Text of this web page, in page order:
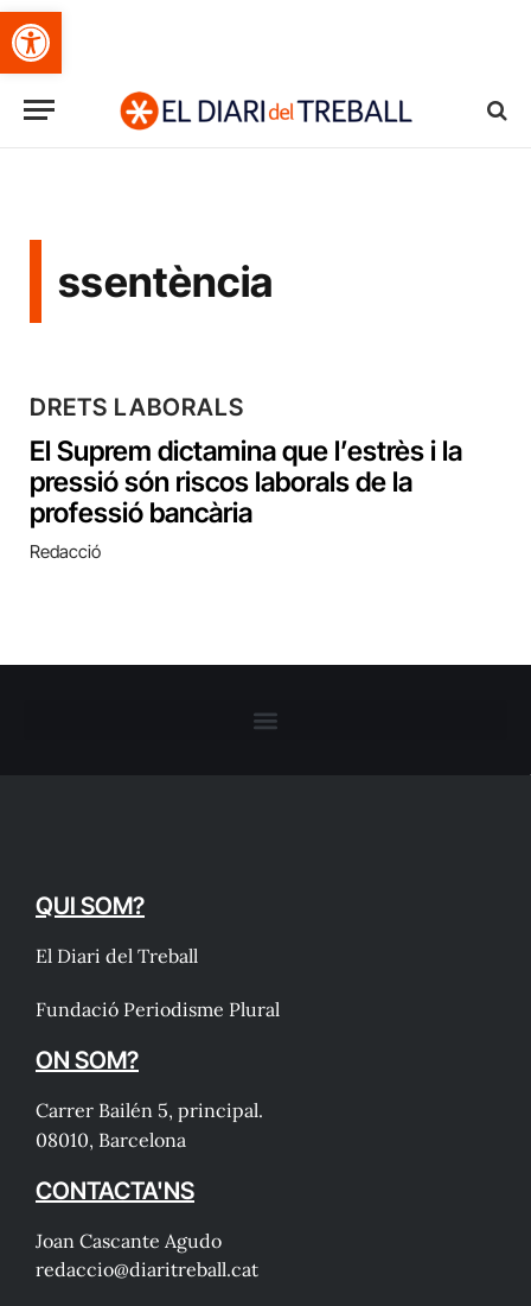
Obre la barra d'eines
ssentència
DRETS LABORALS
El Suprem dictamina que l’estrès i la
pressió són riscos laborals de la
professió bancària
Redacció
QUI SOM?
El Diari del Treball
Fundació Periodisme Plural
ON SOM?
Carrer Bailén 5, principal.
08010, Barcelona
CONTACTA'NS
Joan Cascante Agudo
redaccio@diaritreball.cat